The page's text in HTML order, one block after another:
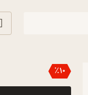
٪10